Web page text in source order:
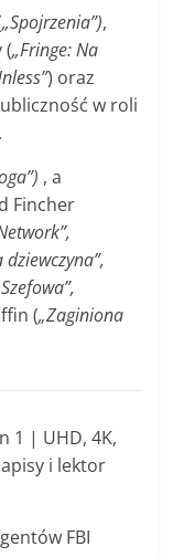
„Spojrzenia”),
(„Fringe: Na
) oraz
w roli
, a
Fincher
(„Zaginiona
1 | UHD, 4K,
i lektor
FBI